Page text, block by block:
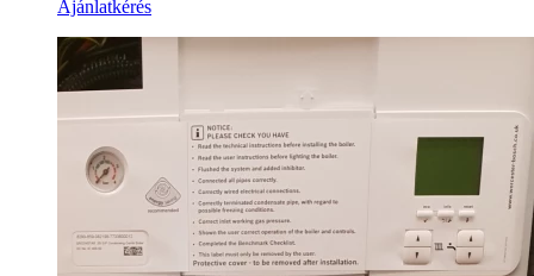
Ajánlatkérés